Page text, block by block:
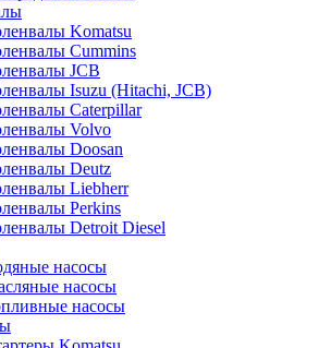
Komatsu
Cummins
JCB
Isuzu (Hitachi, JCB)
Caterpillar
Volvo
Doosan
Deutz
Liebherr
Perkins
Detroit Diesel
насосы
насосы
насосы